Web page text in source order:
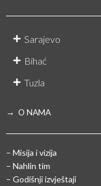
Sarajevo
Bihać
Tuzla
→ O NAMA
– Misija i vizija
– Nahlin tim
– Godišnji izvještaji